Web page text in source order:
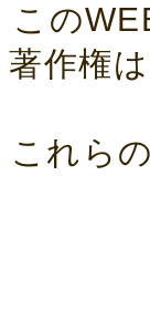
この
著作権
これら